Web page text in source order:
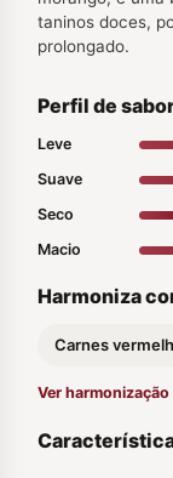
taninos doces,
prolongado.
Perfil de
Leve
Suave
Seco
Macio
Harmoniza
Carnes
Ver